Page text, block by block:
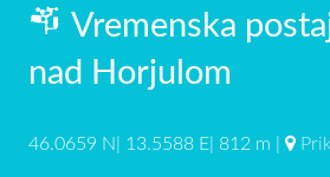
Vremenska
nad Horjulom
46.0659 N| 13.5588 E| 812 m |